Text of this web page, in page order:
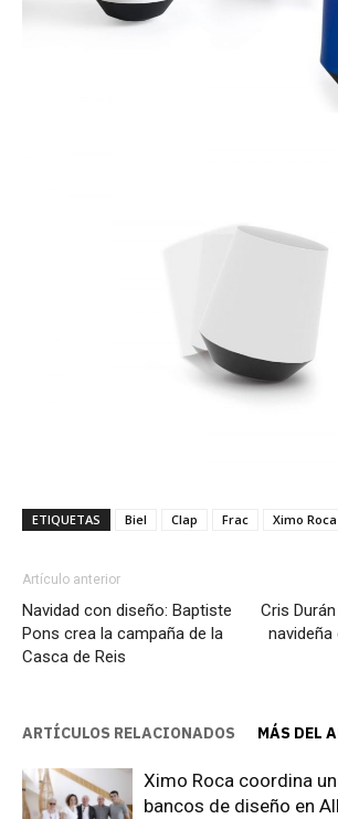
ETIQUETAS Biel Clap Frac Ximo Roca
Artículo anterior
Navidad con diseño: Baptiste
Pons crea la campaña de la
Casca de Reis
Cris
navideña
ARTÍCULOS RELACIONADOS MÁS DEL
Ximo Roca coordina
bancos de diseño en